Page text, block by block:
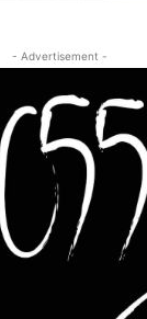
- Advertisement -